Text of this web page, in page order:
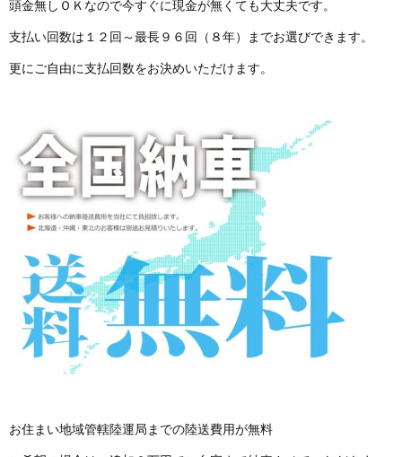
頭金無しＯＫなので今すぐに現金が無くても大丈夫です。
支払い回数は１２回～最長９６回（８年）までお選びできます。
更にご自由に支払回数をお決めいただけます。
お住まい地域管轄陸運局までの陸送費用が無料